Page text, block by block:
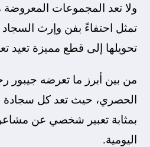
ولا تعد المجموعات
تمثل احتفاءً بفن وإرث
تحويلها إلى قطع مميزة تعيد
من بين أبرز ما تعرضه جيبور
الحصري، حيث تعد كل سجادة
بمثابة تعبير شخصي عن
اليومية.